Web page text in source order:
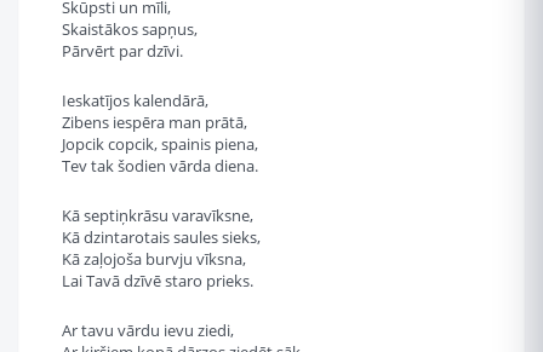
Skūpsti un mīli,
Skaistākos sapņus,
Pārvērt par dzīvi.
Ieskatījos kalendārā,
Zibens iespēra man prātā,
Jopcik copcik, spainis piena,
Tev tak šodien vārda diena.
Kā septiņkrāsu varavīksne,
Kā dzintarotais saules sieks,
Kā zaļojoša burvju vīksna,
Lai Tavā dzīvē staro prieks.
Ar tavu vārdu ievu ziedi,